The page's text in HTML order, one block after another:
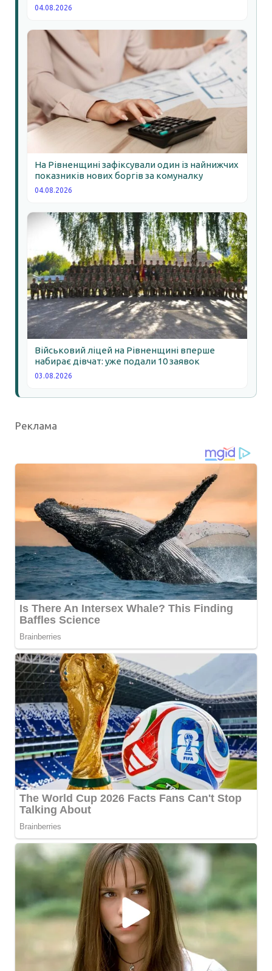
04.08.2026
На Рівненщині зафіксували один із найнижчих
показників нових боргів за комуналку
04.08.2026
Військовий ліцей на Рівненщині вперше
набирає дівчат: уже подали 10 заявок
03.08.2026
Реклама